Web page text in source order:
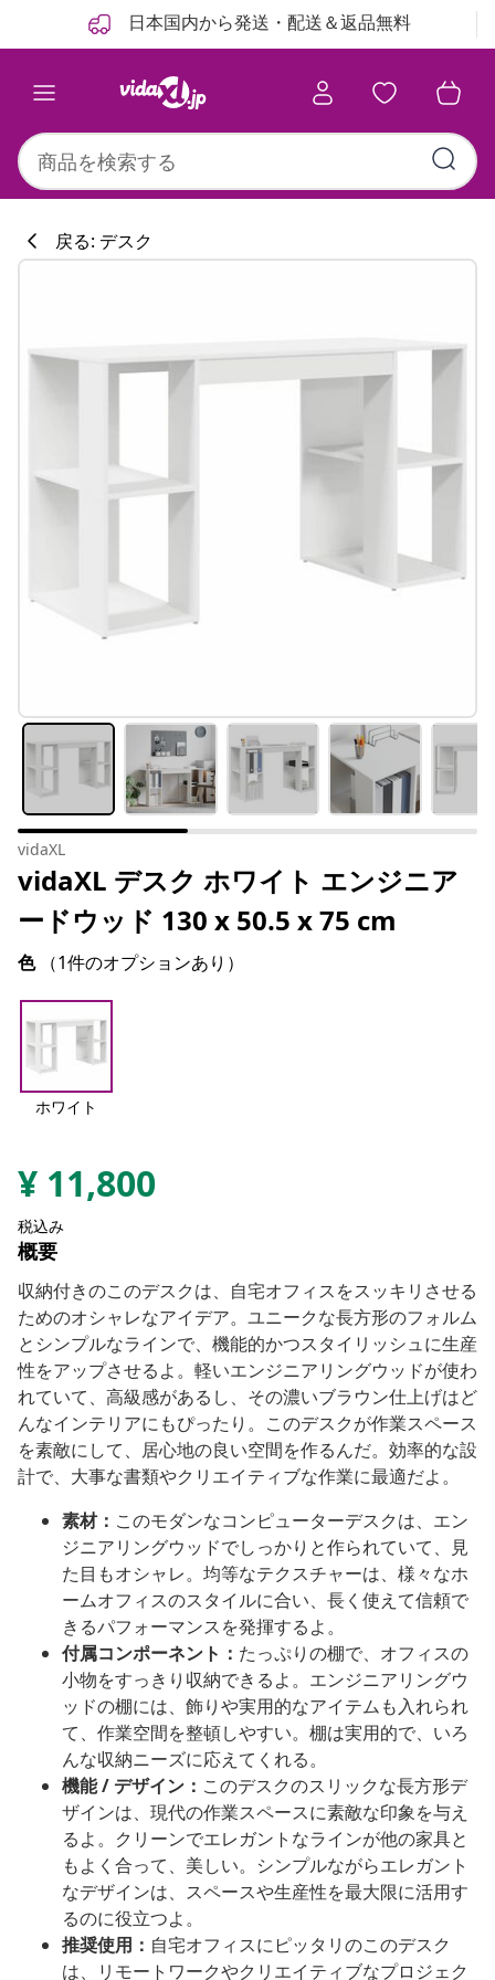
日本国内から発送・配送＆返品無料
戻る: デスク
vidaXL
vidaXL デスク ホワイト エンジニア
ードウッド 130 x 50.5 x 75 cm
色 （1件のオプションあり）
ホワイト
¥ 11,800
税込み
概要
収納付きのこのデスクは、自宅オフィスをスッキリさせる
ためのオシャレなアイデア。ユニークな長方形のフォルム
とシンプルなラインで、機能的かつスタイリッシュに生産
性をアップさせるよ。軽いエンジニアリングウッドが使わ
れていて、高級感があるし、その濃いブラウン仕上げはど
んなインテリアにもぴったり。このデスクが作業スペース
を素敵にして、居心地の良い空間を作るんだ。効率的な設
計で、大事な書類やクリエイティブな作業に最適だよ。
素材： このモダンなコンピューターデスクは、エン
ジニアリングウッドでしっかりと作られていて、見
た目もオシャレ。均等なテクスチャーは、様々なホ
ームオフィスのスタイルに合い、長く使えて信頼で
きるパフォーマンスを発揮するよ。
付属コンポーネント： たっぷりの棚で、オフィスの
小物をすっきり収納できるよ。エンジニアリングウ
ッドの棚には、飾りや実用的なアイテムも入れられ
て、作業空間を整頓しやすい。棚は実用的で、いろ
んな収納ニーズに応えてくれる。
機能 / デザイン： このデスクのスリックな長方形デ
ザインは、現代の作業スペースに素敵な印象を与え
るよ。クリーンでエレガントなラインが他の家具と
もよく合って、美しい。シンプルながらエレガント
なデザインは、スペースや生産性を最大限に活用す
るのに役立つよ。
推奨使用： 自宅オフィスにピッタリのこのデスク
は、リモートワークやクリエイティブなプロジェク